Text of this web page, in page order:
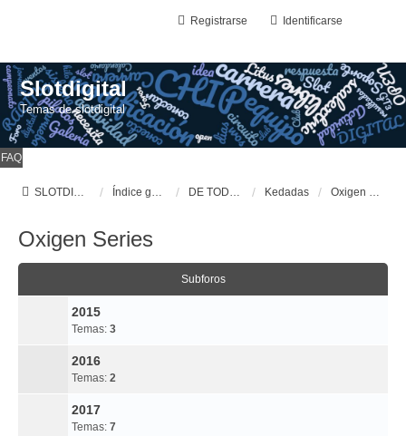
Identificarse
Registrarse
Slotdigital
Temas de slotdigital
FAQ
SLOTDIGITAL Índice general DE TODO UN POCO Kedadas Oxigen Series
Oxigen Series
Subforos
2015
Temas: 3
2016
Temas: 2
2017
Temas: 7